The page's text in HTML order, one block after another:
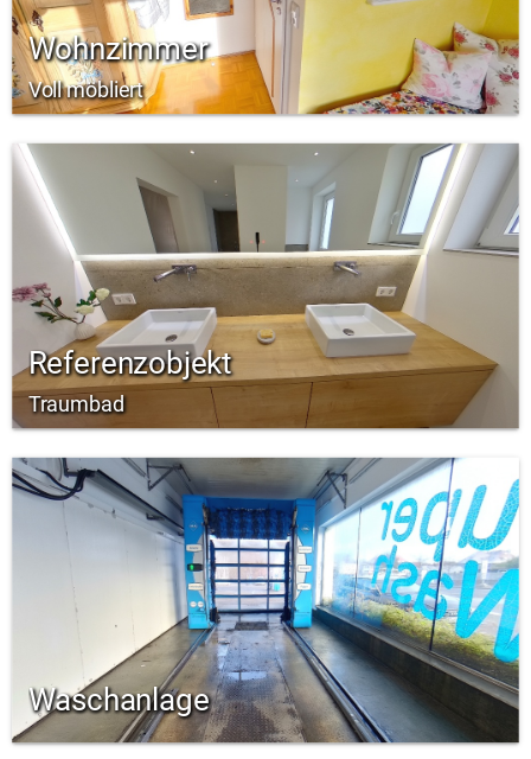
Wohnzimmer
Voll möbliert
Referenzobjekt
Traumbad
Waschanlage